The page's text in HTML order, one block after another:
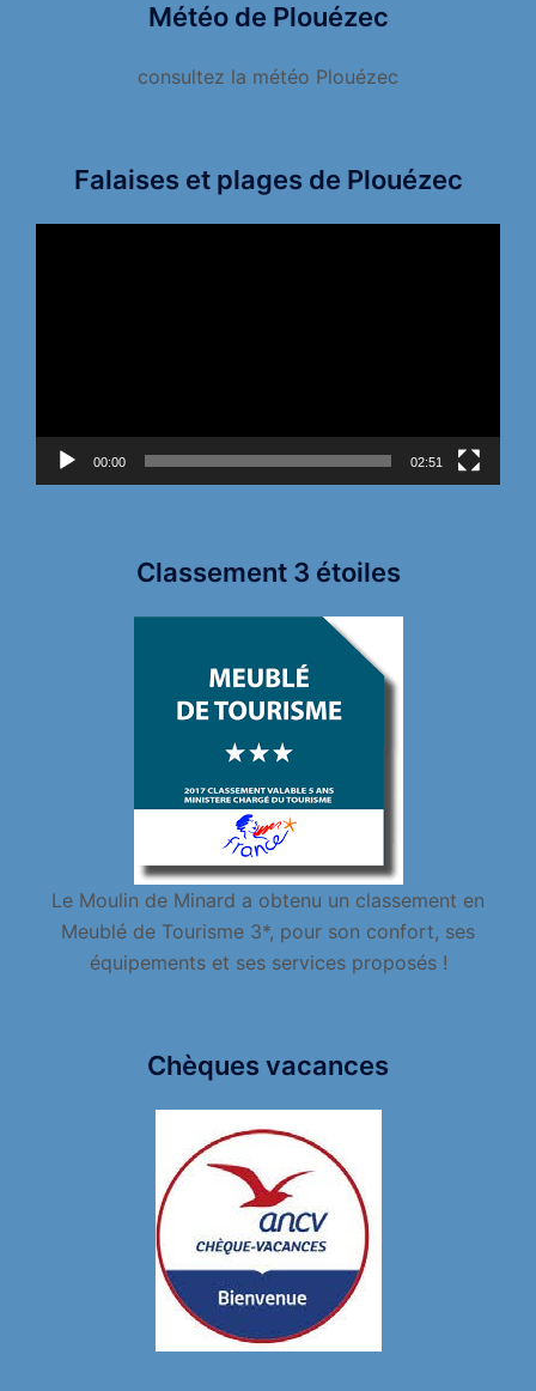
Météo de Plouézec
consultez la météo Plouézec
Falaises et plages de Plouézec
00:00 02:51
Classement 3 étoiles
Le Moulin de Minard a obtenu un classement en
Meublé de Tourisme 3*, pour son confort, ses
équipements et ses services proposés !
Chèques vacances